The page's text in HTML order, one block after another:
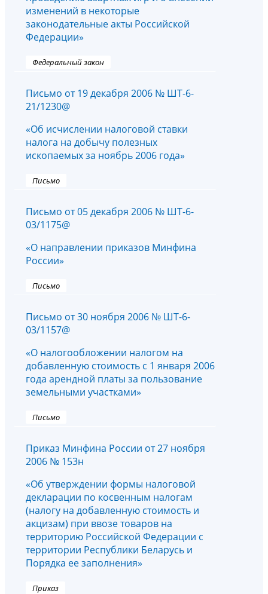
изменений в некоторые
законодательные акты Российской
Федерации»
Федеральный закон
Письмо от 19 декабря 2006 № ШТ-6-
21/1230@
«Об исчислении налоговой ставки
налога на добычу полезных
ископаемых за ноябрь 2006 года»
Письмо
Письмо от 05 декабря 2006 № ШТ-6-
03/1175@
«О направлении приказов Минфина
России»
Письмо
Письмо от 30 ноября 2006 № ШТ-6-
03/1157@
«О налогообложении налогом на
добавленную стоимость с 1 января 2006
года арендной платы за пользование
земельными участками»
Письмо
Приказ Минфина России от 27 ноября
2006 № 153н
«Об утверждении формы налоговой
декларации по косвенным налогам
(налогу на добавленную стоимость и
акцизам) при ввозе товаров на
территорию Российской Федерации с
территории Республики Беларусь и
Порядка ее заполнения»
Приказ